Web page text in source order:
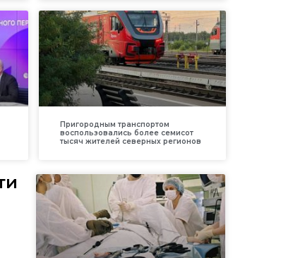
Пригородным транспортом
воспользовались более семисот
тысяч жителей северных регионов